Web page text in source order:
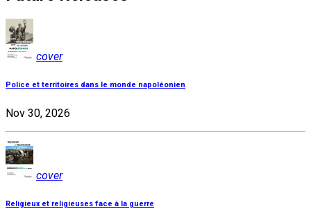
cover
Police et territoires dans le monde napoléonien
Nov 30, 2026
cover
Religieux et religieuses face à la guerre